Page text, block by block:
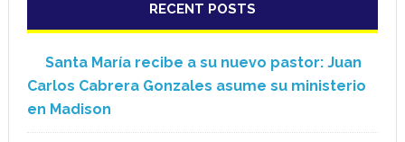
RECENT POSTS
Santa María recibe a su nuevo pastor: Juan
Carlos Cabrera Gonzales asume su ministerio
en Madison